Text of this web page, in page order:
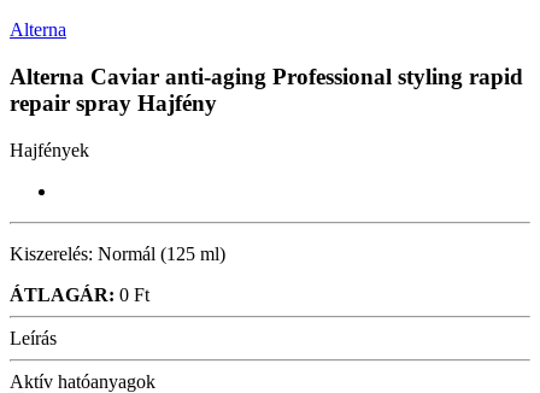
Alterna
Alterna Caviar anti-aging Professional styling rapid
repair spray Hajfény
Hajfények
Kiszerelés: Normál (125 ml)
ÁTLAGÁR: 0 Ft
Leírás
Aktív hatóanyagok